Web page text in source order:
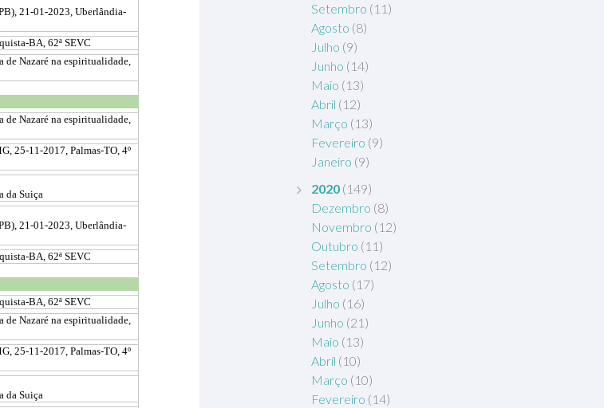
Setembro (11)
Agosto (8)
Julho (9)
Junho (14)
Maio (13)
Abril (12)
Março (13)
Fevereiro (9)
Janeiro (9)
2020 (149)
Dezembro (8)
Novembro (12)
Outubro (11)
Setembro (12)
Agosto (17)
Julho (16)
Junho (21)
Maio (13)
Abril (10)
Março (10)
Fevereiro (14)